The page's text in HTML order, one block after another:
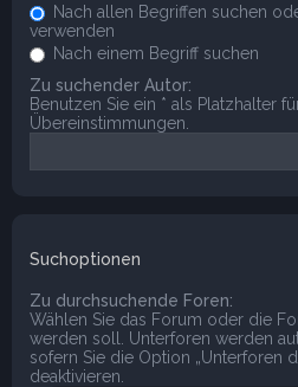
Nach allen Begriffen suchen
verwenden
Nach einem Begriff suchen
Zu suchender Autor:
Benutzen Sie ein * als Platzhalter
Übereinstimmungen.
Suchoptionen
Zu durchsuchende Foren:
Wählen Sie das Forum oder die
werden soll. Unterforen werden
sofern Sie die Option „Unterforen
deaktivieren.